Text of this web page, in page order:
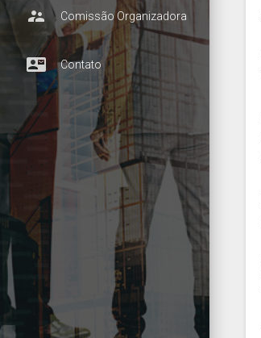
supervisor_account Comissão Organizadora
contact_mail Contato